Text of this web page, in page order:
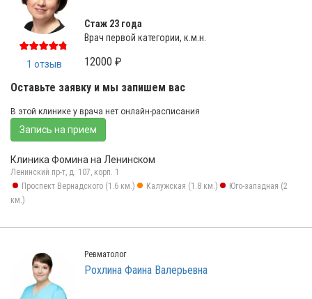
1 отзыв
Стаж 23 года
Врач первой категории, к.м.н.
12000 ₽
Оставьте заявку и мы запишем вас
В этой клинике у врача нет онлайн-расписания
Запись на прием
Клиника Фомина на Ленинском
Ленинский пр-т, д. 107, корп. 1
Проспект Вернадского (1.6 км.)
Калужская (1.8 км.)
Юго-западная (2
км.)
Ревматолог
Рохлина Фаина Валерьевна